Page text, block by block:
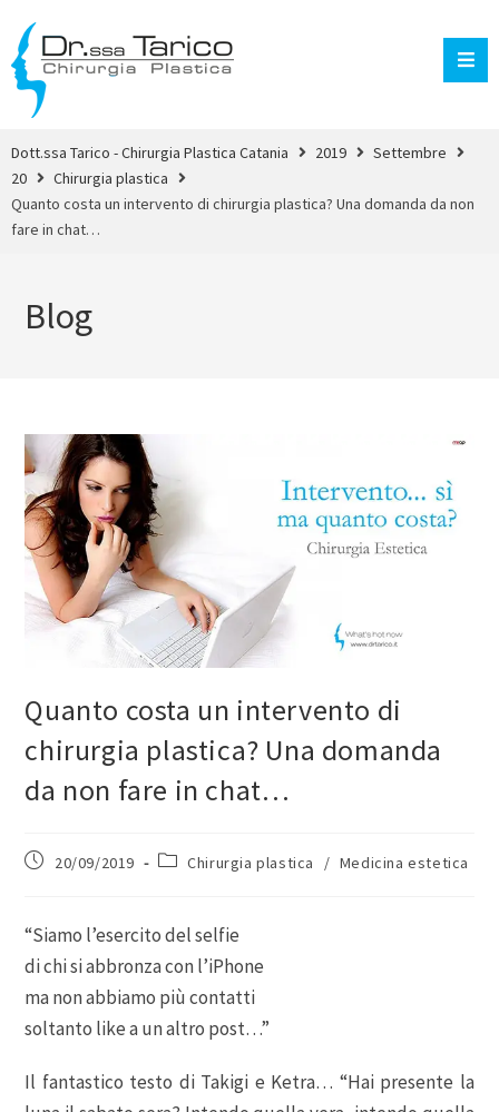
Dott.ssa Tarico - Chirurgia Plastica Catania 2019
Settembre
20
Chirurgia plastica
Quanto costa un intervento di chirurgia plastica? Una domanda da non
fare in chat…
Blog
Quanto costa un intervento di
chirurgia plastica? Una domanda
da non fare in chat…
20/09/2019 Chirurgia plastica / Medicina estetica
“Siamo l’esercito del selfie
di chi si abbronza con l’iPhone
ma non abbiamo più contatti
soltanto like a un altro post…”
Il fantastico testo di Takigi e Ketra… “Hai presente la